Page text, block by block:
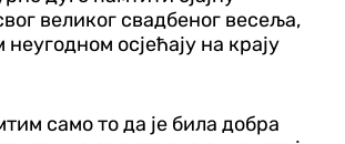
великог свадбеног весеља,
осјећају на крају
само то да је била добра